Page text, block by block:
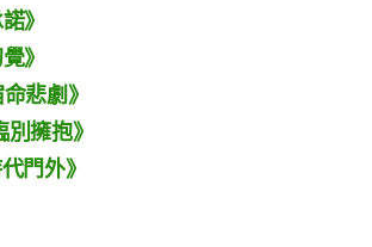
》
》
悲劇》
擁抱》
門外》